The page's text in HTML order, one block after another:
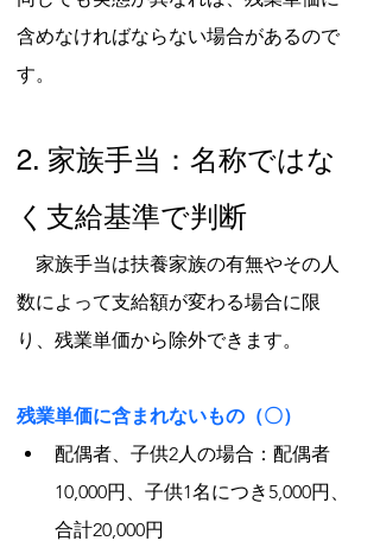
含めなければならない場合があるので
す。
2. 家族手当：名称ではな
く支給基準で判断
家族手当は扶養家族の有無やその人
数によって支給額が変わる場合に限
り、残業単価から除外できます。
残業単価に含まれないもの（〇）
配偶者、子供2人の場合：配偶者
10,000円、子供1名につき5,000円、
合計20,000円